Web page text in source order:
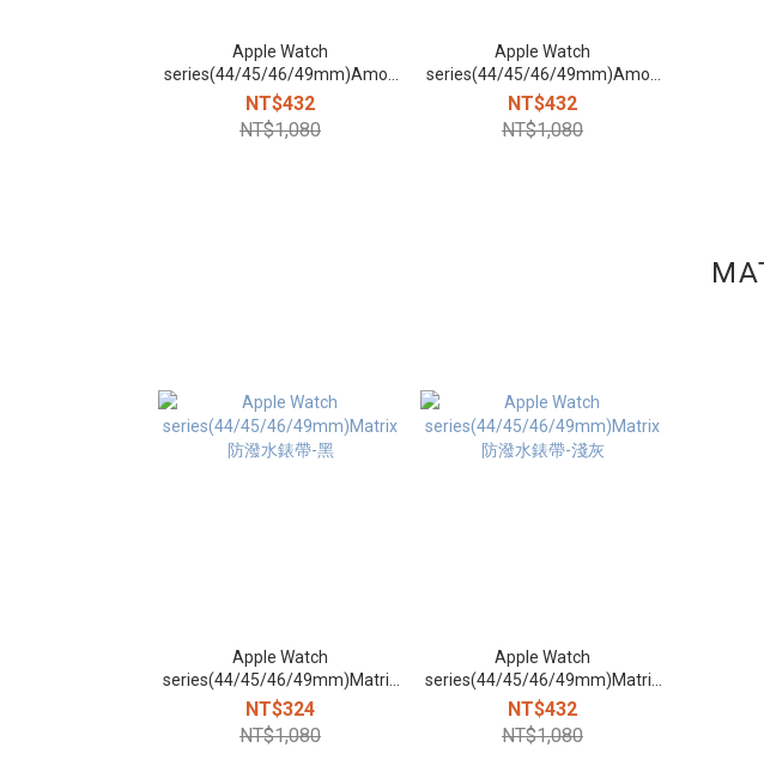
Apple Watch
series(44/45/46/49mm)Amos
防潑水錶帶-粉
NT$432
NT$1,080
Apple Watch
series(44/45/46/49mm)Amos
防潑水錶帶-雅痞灰
NT$432
NT$1,080
Apple Watch
series(44/45/46/49mm)Matrix
防潑水錶帶-黑
NT$324
NT$1,080
Apple Watch
series(44/45/46/49mm)Matrix
防潑水錶帶-淺灰
NT$432
NT$1,080